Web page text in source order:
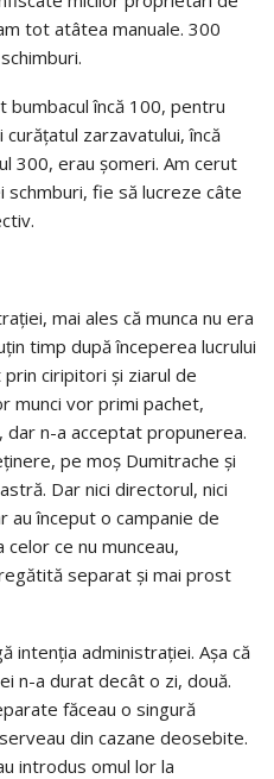
tot atâtea manuale. 300
încă 100, pentru
zarzavatului, încă
300, erau şomeri. Am cerut
fie să lucreze câte
mai ales că munca nu era
timp după începerea lucrului
ciripitori şi ziarul de
munci vor primi pachet,
n-a acceptat propunerea.
pe moş Dumitrache şi
Dar nici directorul, nici
au început o campanie de
celor ce nu munceau,
separat şi mai prost
intenţia administraţiei. Aşa că
n-a durat decât o zi, două.
făceau o singură
din cazane deosebite.
introdus omul lor la